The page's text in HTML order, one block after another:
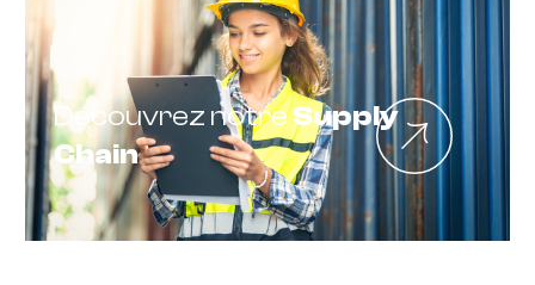
Découvrez notreSupply
Chain